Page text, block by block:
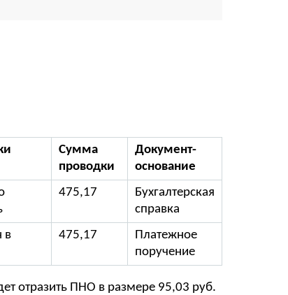
Сумма
проводки
Документ-
основание
475,17
Бухгалтерская
справка
в
475,17
Платежное
поручение
отразить ПНО в размере 95,03 руб.